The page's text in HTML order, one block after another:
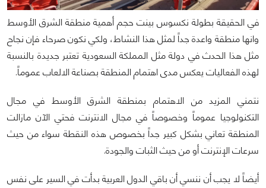
في الحقيقة بطولة نكسوس بينت حجم أهمية منطقة الشرق الأوسط
وانها منطقة واعدة جداً لمثل هذا النشاط، ولكي نكون صرحاء فإن نجاح
مثل هذا الحدث في دولة مثل المملكة السعودية تعتبر جديدة بالنسبة
لهذه الفعاليات يعكس مدى اهتمام المنطقة بصناعة الالعاب عموماً.
نتمني المزيد من الاهتمام بمنطقة الشرق الأوسط في مجال
التكنولوجيا عموماً وخصوصاً في مجال الانترنت فحتي الآن مازالت
المنطقة تعاني بشكل كبير جداً بخصوص هذه النقطة سواء من حيث
سرعات الإنترنت أو من حيث الثبات والجودة.
أيضاً لا يجب أن ننسي أن باقي الدول العربية بدأت في السير على نفس